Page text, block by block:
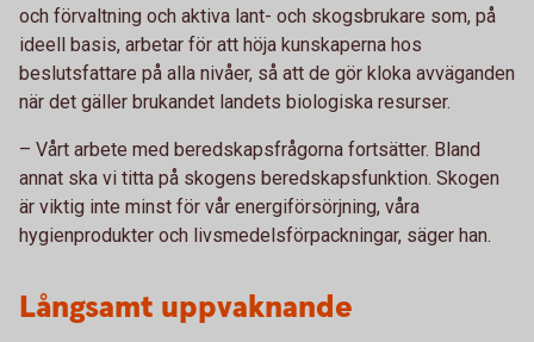
och förvaltning och aktiva lant- och skogsbrukare som, på
ideell basis, arbetar för att höja kunskaperna hos
beslutsfattare på alla nivåer, så att de gör kloka avväganden
när det gäller brukandet landets biologiska resurser.
– Vårt arbete med beredskapsfrågorna fortsätter. Bland
annat ska vi titta på skogens beredskapsfunktion. Skogen
är viktig inte minst för vår energiförsörjning, våra
hygienprodukter och livsmedelsförpackningar, säger han.
Långsamt uppvaknande